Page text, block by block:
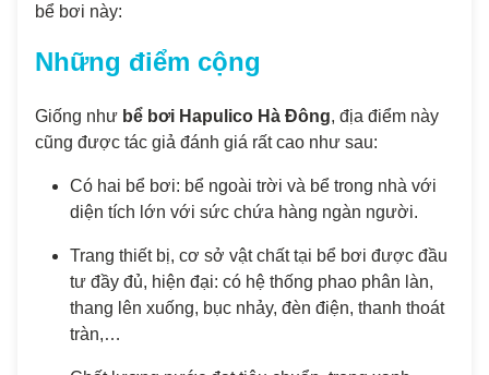
bể bơi này:
Những điểm cộng
Giống như bể bơi Hapulico Hà Đông, địa điểm này
cũng được tác giả đánh giá rất cao như sau:
Có hai bể bơi: bể ngoài trời và bể trong nhà với
diện tích lớn với sức chứa hàng ngàn người.
Trang thiết bị, cơ sở vật chất tại bể bơi được đầu
tư đầy đủ, hiện đại: có hệ thống phao phân làn,
thang lên xuống, bục nhảy, đèn điện, thanh thoát
tràn,…